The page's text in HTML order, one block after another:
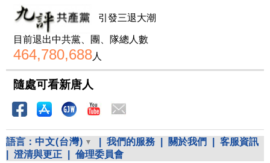
引發三退大潮
目前退出中共黨、團、隊總人數
464,780,688人
隨處可看新唐人
語言： 中文(台灣) 我們的服務 關於我們
客服資訊
澄清與更正 倫理委員會